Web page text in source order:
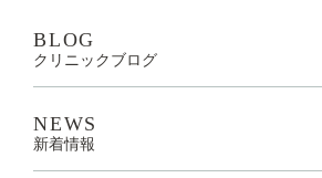
BLOG
クリニックブログ
NEWS
新着情報